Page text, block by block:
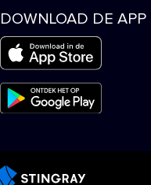
DOWNLOAD DE APP